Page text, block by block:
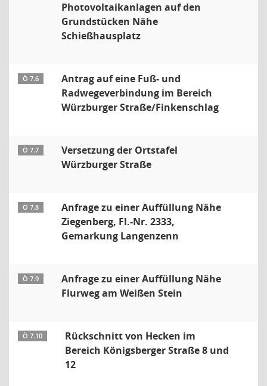
Photovoltaikanlagen auf den
Grundstücken Nähe
Schießhausplatz
Ö 7.6
Antrag auf eine Fuß- und
Radwegeverbindung im Bereich
Würzburger Straße/Finkenschlag
Ö 7.7
Versetzung der Ortstafel
Würzburger Straße
Ö 7.8
Anfrage zu einer Auffüllung Nähe
Ziegenberg, Fl.-Nr. 2333,
Gemarkung Langenzenn
Ö 7.9
Anfrage zu einer Auffüllung Nähe
Flurweg am Weißen Stein
Ö 7.10
Rückschnitt von Hecken im
Bereich Königsberger Straße 8 und
12